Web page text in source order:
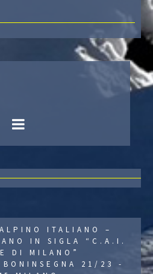
ITALIANO –
IN SIGLA “C.A.I.
DI MILANO”
21/23 -